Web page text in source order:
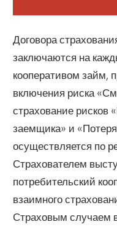
Договора
заключаются на
кооперативом займ,
включения риска
страхование рисков
заемщика» и
осуществляется по
Страхователем
потребительский
взаимного
Страховым случаем